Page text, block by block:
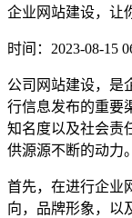
企业网站建设，让
时间：2023-08-15
公司网站建设，是
行信息发布的重要
知名度以及社会责
供源源不断的动力。
首先，在进行企业
向，品牌形象，以